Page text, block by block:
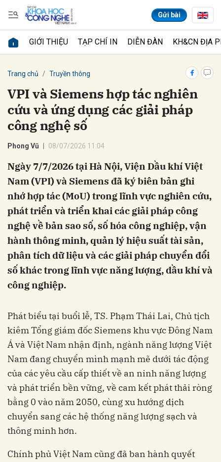
Gửi bài
GIỚI THIỆU TẠP CHÍ IN DIỄN ĐÀN KH&CN ĐỊA
Trang chủ Truyền thông
VPI và Siemens hợp tác nghiên
cứu và ứng dụng các giải pháp
công nghệ số
Phong Vũ 08/07/2026 11:04
Ngày 7/7/2026 tại Hà Nội, Viện Dầu khí Việt
Nam (VPI) và Siemens đã ký biên bản ghi
nhớ hợp tác (MoU) trong lĩnh vực nghiên cứu,
phát triển và triển khai các giải pháp công
nghệ về bản sao số, số hóa công nghiệp, vận
hành thông minh, quản lý hiệu suất tài sản,
phân tích dữ liệu và các giải pháp chuyển đổi
số khác trong lĩnh vực năng lượng, dầu khí và
công nghiệp.
Phát biểu tại buổi lễ, TS. Phạm Thái Lai, Chủ tịch
kiêm Tổng giám đốc Siemens khu vực Đông Nam
Á và Việt Nam nhận định, ngành năng lượng Việt
Nam đang chuyển mình mạnh mẽ dưới tác động
của các yêu cầu cấp thiết về an ninh năng lượng
và phát triển bền vững, về cam kết phát thải ròng
bằng 0 vào năm 2050, cùng xu hướng dịch
chuyển sang các hệ thống năng lượng sạch và
thông minh hơn.
Chính phủ Việt Nam cũng đã ban hành quyết
Gửi bình luận
Hủy Gửi